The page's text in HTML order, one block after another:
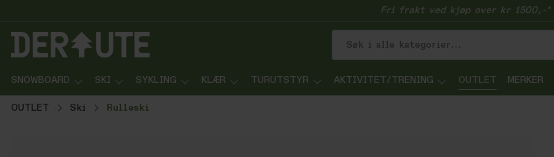
Fri frakt ved kjøp over kr 1500,-*
SNOWBOARD SKI SYKLING KLÆR TURUTSTYR AKTIVITET/TRENING OUTLET MERKER
OUTLET Ski Rulleski